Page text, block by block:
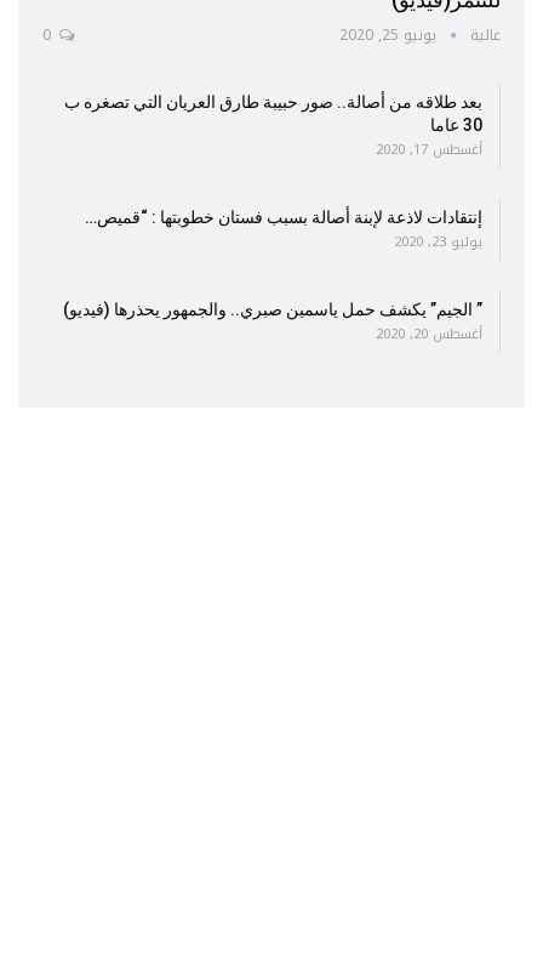
عالية يونيو 25, 2020
بعد طلاقه من أصالة.. صور حبيبة طارق العريان التي تصغره ب
30 عاما
أغسطس 17, 2020
إنتقادات لاذعة لإبنة أصالة بسبب فستان خطوبتها : “قميص…
يوليو 23, 2020
” الجيم” يكشف حمل ياسمين صبري.. والجمهور يحذرها (فيديو)
أغسطس 20, 2020